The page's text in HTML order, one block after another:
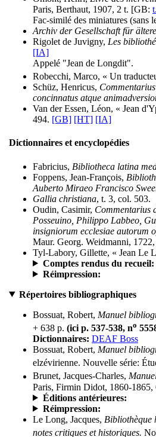
Paris, Berthaut, 1907, 2 t. [GB:
Fac-similé des miniatures (sans
Archiv der Gesellschaft für
Rigolet de Juvigny, Les
[IA]
Appelé "Jean de Longdit".
Robecchi, Marco, « Un
Schüz, Henricus,
concinnatus atque
Van der Essen, Léon, « Jean
494. [GB] [HT] [IA]
Dictionnaires et encyclopédies
Fabricius, Bibliotheca latina
Foppens, Jean-François,
Auberto Miraeo Francisco
Gallia christiana, t. 3, col. 503.
Oudin, Casimir, Commentarius
Posseuino, Philippo Labbeo,
insigniorum ecclesiae autorum
Maur. Georg. Weidmanni,
Tyl-Labory, Gillette, « Jean Le
Comptes rendus du recueil:
Réimpression:
Répertoires bibliographiques
Bossuat, Robert, Manuel
+ 638 p. (ici p. 537-538, no
Dictionnaires: DEAF Boss
Bossuat, Robert, Manuel
elzévirienne. Nouvelle série:
Brunet, Jacques-Charles,
Paris, Firmin Didot, 1860-1865,
Éditions antérieures:
Réimpression:
Le Long, Jacques, Bibliothèque
notes critiques et historiques.